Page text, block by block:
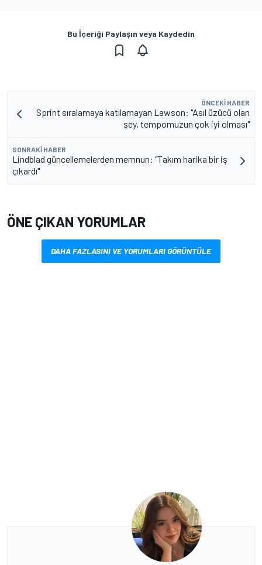
Bu İçeriği Paylaşın veya Kaydedin
ÖNCEKI HABER
Sprint sıralamaya katılamayan Lawson: "Asıl üzücü olan
şey, tempomuzun çok iyi olması"
SONRAKI HABER
Lindblad güncellemelerden memnun: "Takım harika bir iş
çıkardı"
ÖNE ÇIKAN YORUMLAR
DAHA FAZLASINI VE YORUMLARI GÖRÜNTÜLE